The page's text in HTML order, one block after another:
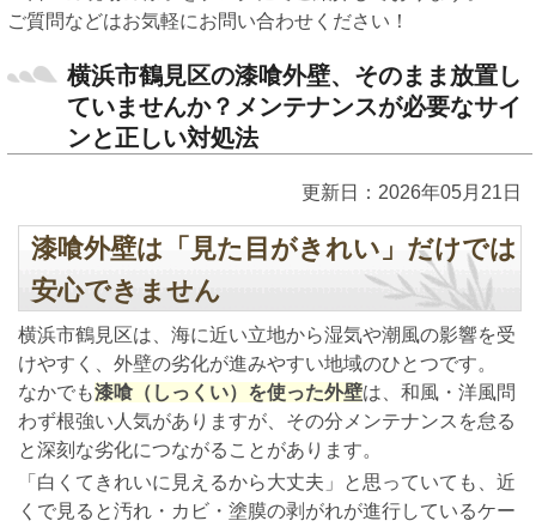
ご質問などはお気軽にお問い合わせください！
横浜市鶴見区の漆喰外壁、そのまま放置し
ていませんか？メンテナンスが必要なサイ
ンと正しい対処法
更新日：2026年05月21日
漆喰外壁は「見た目がきれい」だけでは
安心できません
横浜市鶴見区は、海に近い立地から湿気や潮風の影響を受
けやすく、外壁の劣化が進みやすい地域のひとつです。
なかでも漆喰（しっくい）を使った外壁は、和風・洋風問
わず根強い人気がありますが、その分メンテナンスを怠る
と深刻な劣化につながることがあります。
「白くてきれいに見えるから大丈夫」と思っていても、近
くで見ると汚れ・カビ・塗膜の剥がれが進行しているケー